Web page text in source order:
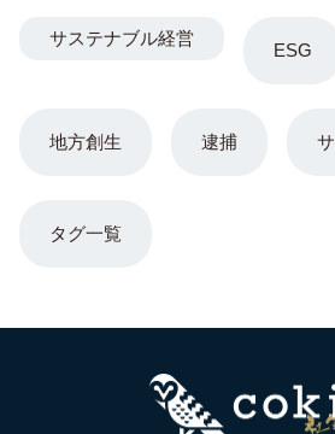
ESG
地方創生 逮捕
サステナブル経営
タグ一覧